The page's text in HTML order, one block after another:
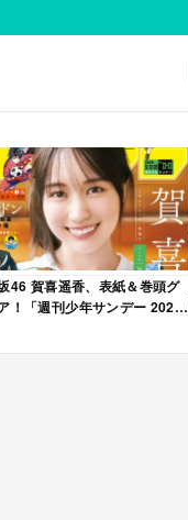
46 賀喜遥香、表紙＆巻頭グ
！「週刊少年サンデー 2026